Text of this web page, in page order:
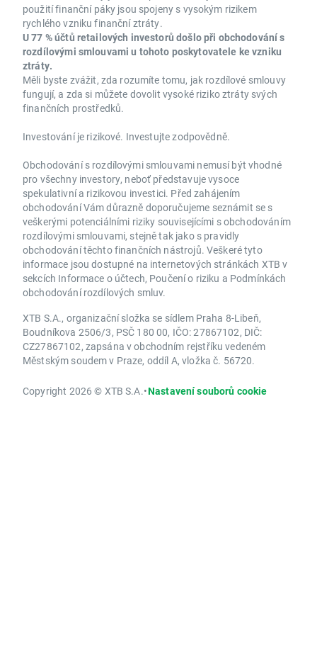
použití finanční páky jsou spojeny s vysokým rizikem
rychlého vzniku finanční ztráty.
U 77 % účtů retailových investorů došlo při obchodování s
rozdílovými smlouvami u tohoto poskytovatele ke vzniku
ztráty.
Měli byste zvážit, zda rozumíte tomu, jak rozdílové smlouvy
fungují, a zda si můžete dovolit vysoké riziko ztráty svých
finančních prostředků.
Investování je rizikové. Investujte zodpovědně.
Obchodování s rozdílovými smlouvami nemusí být vhodné
pro všechny investory, neboť představuje vysoce
spekulativní a rizikovou investici. Před zahájením
obchodování Vám důrazně doporučujeme seznámit se s
veškerými potenciálními riziky souvisejícími s obchodováním
rozdílovými smlouvami, stejně tak jako s pravidly
obchodování těchto finančních nástrojů. Veškeré tyto
informace jsou dostupné na internetových stránkách XTB v
sekcích Informace o účtech, Poučení o riziku a Podmínkách
obchodování rozdílových smluv.
XTB S.A., organizační složka se sídlem Praha 8-Libeň,
Boudníkova 2506/3, PSČ 180 00, IČO: 27867102, DIČ:
CZ27867102, zapsána v obchodním rejstříku vedeném
Městským soudem v Praze, oddíl A, vložka č. 56720.
Copyright 2026 © XTB S.A.•Nastavení souborů cookie